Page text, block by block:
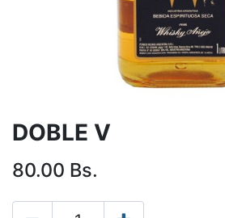
DOBLE V
80.00 Bs.